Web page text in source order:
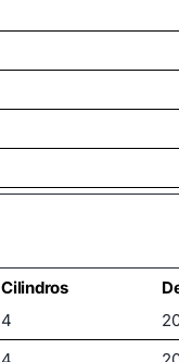
Cilindros
4